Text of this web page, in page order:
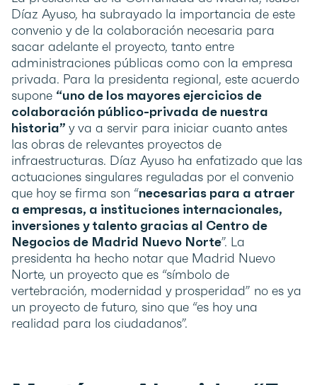
Díaz Ayuso, ha subrayado la importancia de este
convenio y de la colaboración necesaria para
sacar adelante el proyecto, tanto entre
administraciones públicas como con la empresa
privada. Para la presidenta regional, este acuerdo
supone “uno de los mayores ejercicios de
colaboración público-privada de nuestra
historia” y va a servir para iniciar cuanto antes
las obras de relevantes proyectos de
infraestructuras. Díaz Ayuso ha enfatizado que las
actuaciones singulares reguladas por el convenio
que hoy se firma son “necesarias para a atraer
a empresas, a instituciones internacionales,
inversiones y talento gracias al Centro de
Negocios de Madrid Nuevo Norte”. La
presidenta ha hecho notar que Madrid Nuevo
Norte, un proyecto que es “símbolo de
vertebración, modernidad y prosperidad” no es ya
un proyecto de futuro, sino que “es hoy una
realidad para los ciudadanos”.